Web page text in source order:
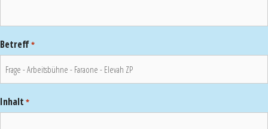
Betreff*
Inhalt *